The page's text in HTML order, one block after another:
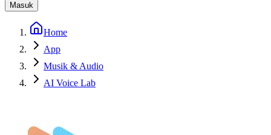
Masuk
Home
App
Musik & Audio
AI Voice Lab